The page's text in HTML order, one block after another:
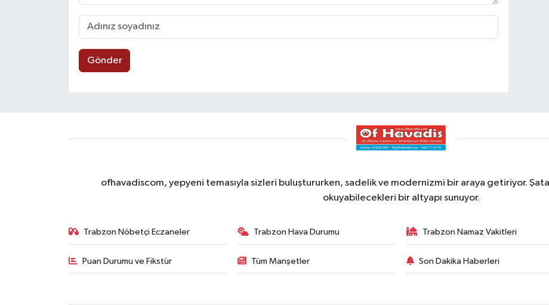
Gönder
ofhavadiscom, yepyeni temasıyla sizleri buluştururken, sadelik ve modernizmi bir araya getiriyor.
okuyabilecekleri bir altyapı sunuyor.
Trabzon Nöbetçi Eczaneler Trabzon Hava Durumu Trabzon Namaz Vakitleri
Puan Durumu ve Fikstür Tüm Manşetler Son Dakika Haberleri